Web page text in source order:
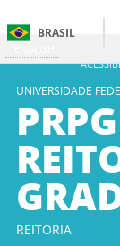
BRASIL
UNIVERSIDADE
REITORIA